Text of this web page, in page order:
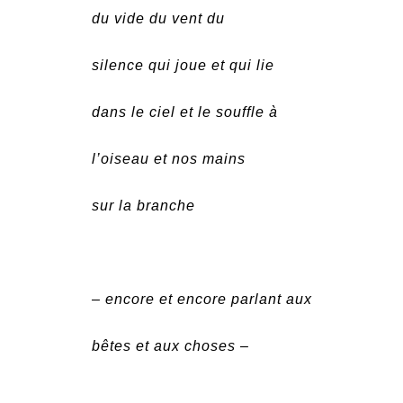
du vide du vent du
silence qui joue et qui lie
dans le ciel et le souffle à
l’oiseau et nos mains
sur la branche
– encore et encore parlant aux
bêtes et aux choses –